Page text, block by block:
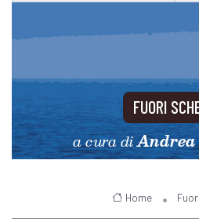
FUORI
a cura diAndrea
Home